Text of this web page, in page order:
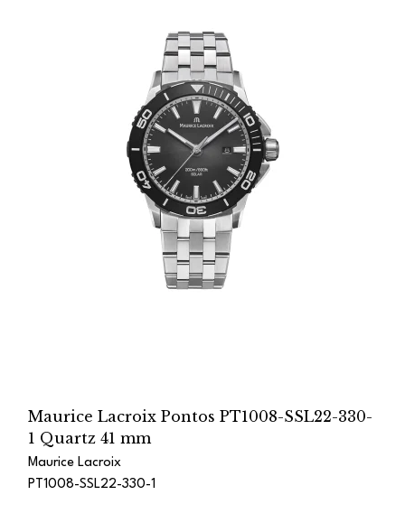
Maurice Lacroix Pontos PT1008-SSL22-330-
1 Quartz 41 mm
Maurice Lacroix
PT1008-SSL22-330-1